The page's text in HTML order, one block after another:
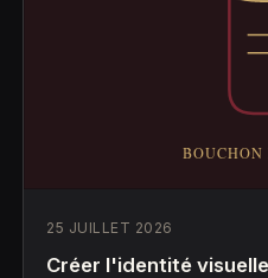
25 JUILLET 2026
Créer l'identité